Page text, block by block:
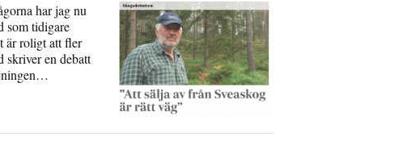
har jag nu
som tidigare
är roligt att fler
skriver en debatt